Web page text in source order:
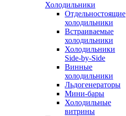
Холодильники
Отдельностоящие
холодильники
Встраиваемые
холодильники
Холодильники
Side-by-Side
Винные
холодильники
Льдогенераторы
Мини-бары
Холодильные
витрины